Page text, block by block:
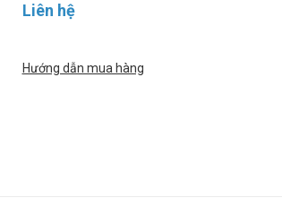
Liên hệ
Hướng dẫn mua hàng